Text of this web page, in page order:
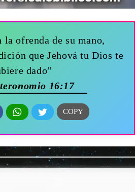
la ofrenda de su mano,
que Jehová tu Dios te
dado”
16:17